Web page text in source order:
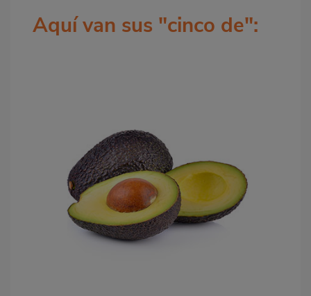
Aquí van sus "cinco de":